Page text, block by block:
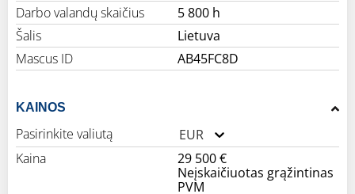
Darbo valandų skaičius
5 800 h
Šalis
Lietuva
Mascus ID
AB45FC8D
KAINOS
Pasirinkite valiutą
EUR
Kaina
29 500 €
Neįskaičiuotas grąžintinas
PVM